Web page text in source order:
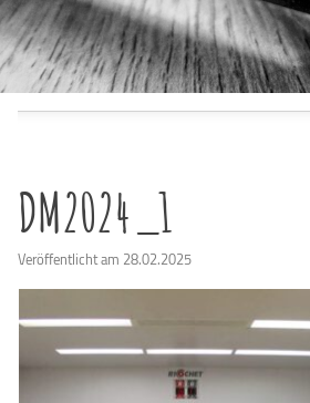
DM2024_1
Veröffentlicht am 28.02.2025